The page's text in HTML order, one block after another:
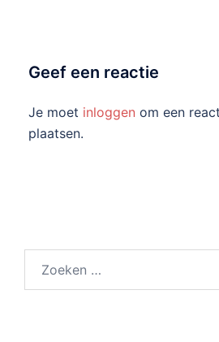
Geef een reactie
Je moet inloggen om een
plaatsen.